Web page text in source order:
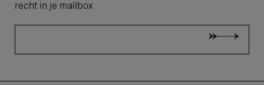
recht in je mailbox